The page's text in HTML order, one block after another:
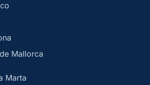
Mallorca
Marta